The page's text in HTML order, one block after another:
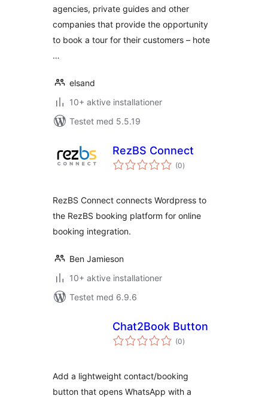
agencies, private guides and other
companies that provide the opportunity
to book a tour for their customers – hote
…
elsand
10+ aktive installationer
Testet med 5.5.19
RezBS Connect
(0totale
bedømmelser
)
RezBS Connect connects Wordpress to
the RezBS booking platform for online
booking integration.
Ben Jamieson
10+ aktive installationer
Testet med 6.9.6
Chat2Book Button
(0totale
bedømmelser
)
Add a lightweight contact/booking
button that opens WhatsApp with a